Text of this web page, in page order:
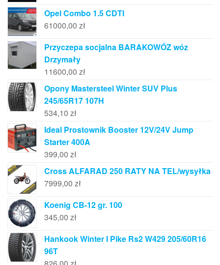
Opel Combo 1.5 CDTI
61000,00 zł
Przyczepa socjalna BARAKOWÓZ wóz
Drzymały
11600,00 zł
Opony Mastersteel Winter SUV Plus
245/65R17 107H
534,10 zł
Ideal Prostownik Booster 12V/24V Jump
Starter 400A
399,00 zł
Cross ALFARAD 250 RATY NA TEL/wysyłka
7999,00 zł
Koenig CB-12 gr. 100
345,00 zł
Hankook Winter I Pike Rs2 W429 205/60R16
96T